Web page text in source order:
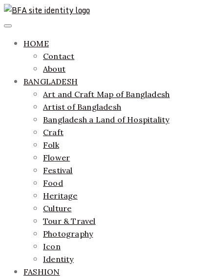
Skip
to
Bangladesh Fashion Archive
ethics + aesthetics = sustainable fashion
Primary
Menu HOME
Contact
About
BANGLADESH
Art and Craft Map of Bangladesh
Artist of Bangladesh
Bangladesh a Land of Hospitality
Craft
Folk
Flower
Festival
Food
Heritage
Culture
Tour & Travel
Photography
Icon
Identity
FASHION